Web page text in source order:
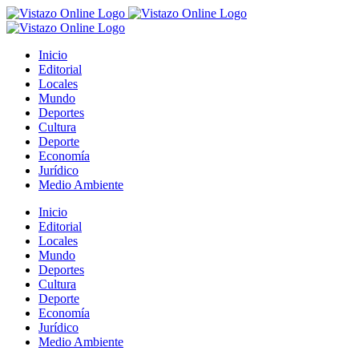
Saltar
al
Inicio
Editorial
Locales
Mundo
Deportes
Cultura
Deporte
Economía
Jurídico
Medio Ambiente
Inicio
Editorial
Locales
Mundo
Deportes
Cultura
Deporte
Economía
Jurídico
Medio Ambiente